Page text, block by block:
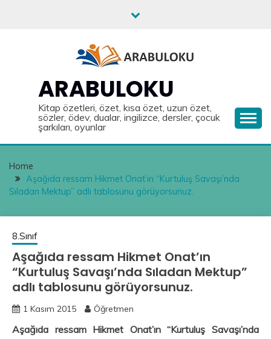
ARABULOKU
Kitap özetleri, özet, kısa özet, uzun özet,
sözler, ödev, dualar, ingilizce, dersler, çocuk
şarkıları, oyunlar
Home
Aşağıda ressam Hikmet Onat’ın “Kurtuluş Savaşı’nda
Sıladan Mektup” adlı tablosunu görüyorsunuz.
8.Sınıf
Aşağıda ressam Hikmet Onat’ın
“Kurtuluş Savaşı’nda Sıladan Mektup”
adlı tablosunu görüyorsunuz.
1 Kasım 2015 Öğretmen
Aşağıda ressam Hikmet Onat’ın “Kurtuluş Savaşı’nda